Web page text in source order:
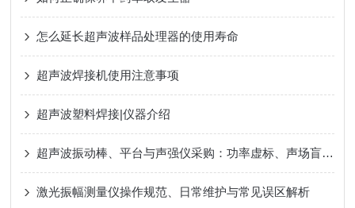
怎么延长超声波样品处理器的使用寿命
超声波焊接机使用注意事项
超声波塑料焊接|仪器介绍
超声波振动棒、平台与声强仪采购：功率虚标、声场盲区与校准溯源的工程破局
激光振幅测量仪操作规范、日常维护与常见误区解析